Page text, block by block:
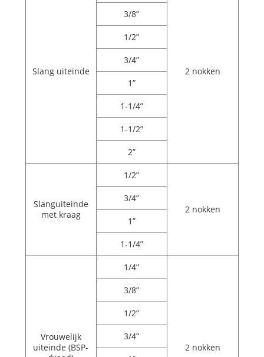
Slang uiteinde 2 nokken
3/8”
1/2”
3/4”
1”
1-1/4”
1-1/2”
2”
Slanguiteinde
met kraag
1/2”
2 nokken
3/4”
1”
1-1/4”
Vrouwelijk
uiteinde (BSP-
1/4”
2 nokken
3/8”
1/2”
3/4”